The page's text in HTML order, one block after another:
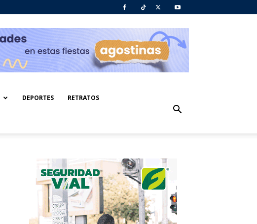
DEPORTES RETRATOS